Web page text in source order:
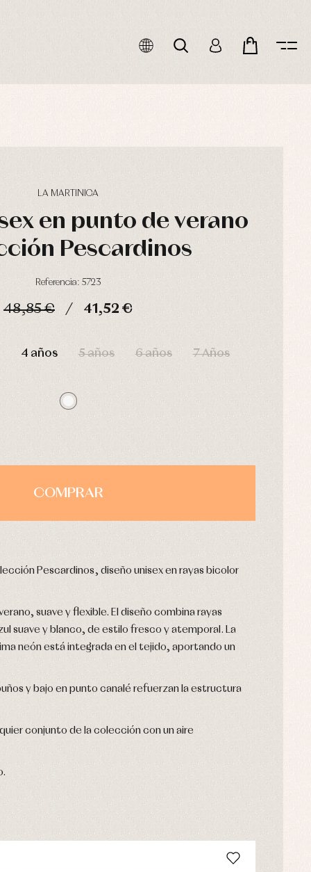
LA MARTINICA
en punto de verano
Pescardinos
Referencia: 5723
48,85 € 41,52 €
4 años 5 años 6 años 7 Años
COMPRAR
Pescardinos, diseño unisex en rayas bicolor
suave y flexible. El diseño combina rayas
suave y blanco, de estilo fresco y atemporal. La
neón está integrada en el tejido, aportando un
y bajo en punto canalé refuerzan la estructura
conjunto de la colección con un aire